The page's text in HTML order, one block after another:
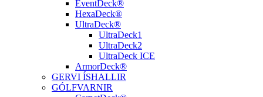
EventDeck®
HexaDeck®
UltraDeck®
UltraDeck1
UltraDeck2
UltraDeck ICE
ArmorDeck®
GERVI ÍSHALLIR
GÓLFVARNIR